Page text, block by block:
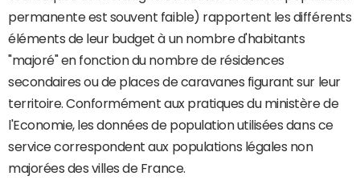
permanente est souvent faible) rapportent les différents
éléments de leur budget à un nombre d'habitants
"majoré" en fonction du nombre de résidences
secondaires ou de places de caravanes figurant sur leur
territoire. Conformément aux pratiques du ministère de
l'Economie, les données de population utilisées dans ce
service correspondent aux populations légales non
majorées des villes de France.